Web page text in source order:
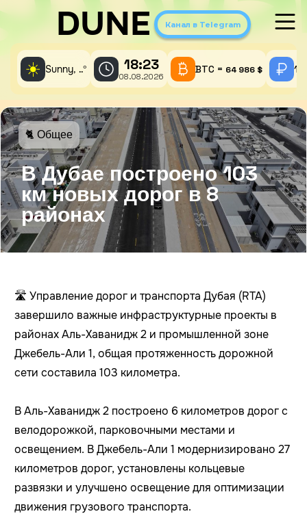
DUNE Канал в Telegram
☀️ Sunny, ..° 18:23
08.08.2026
BTC = 64 986 $ 1
В Дубае построено 103
км новых дорог в 8
районах
🐈 Общее
🛣️ Управление дорог и транспорта Дубая (RTA)
завершило важные инфраструктурные проекты в
районах Аль-Хаванидж 2 и промышленной зоне
Джебель-Али 1, общая протяженность дорожной
сети составила 103 километра.
В Аль-Хаванидж 2 построено 6 километров дорог с
велодорожкой, парковочными местами и
освещением. В Джебель-Али 1 модернизировано 27
километров дорог, установлены кольцевые
развязки и улучшено освещение для оптимизации
движения грузового транспорта.